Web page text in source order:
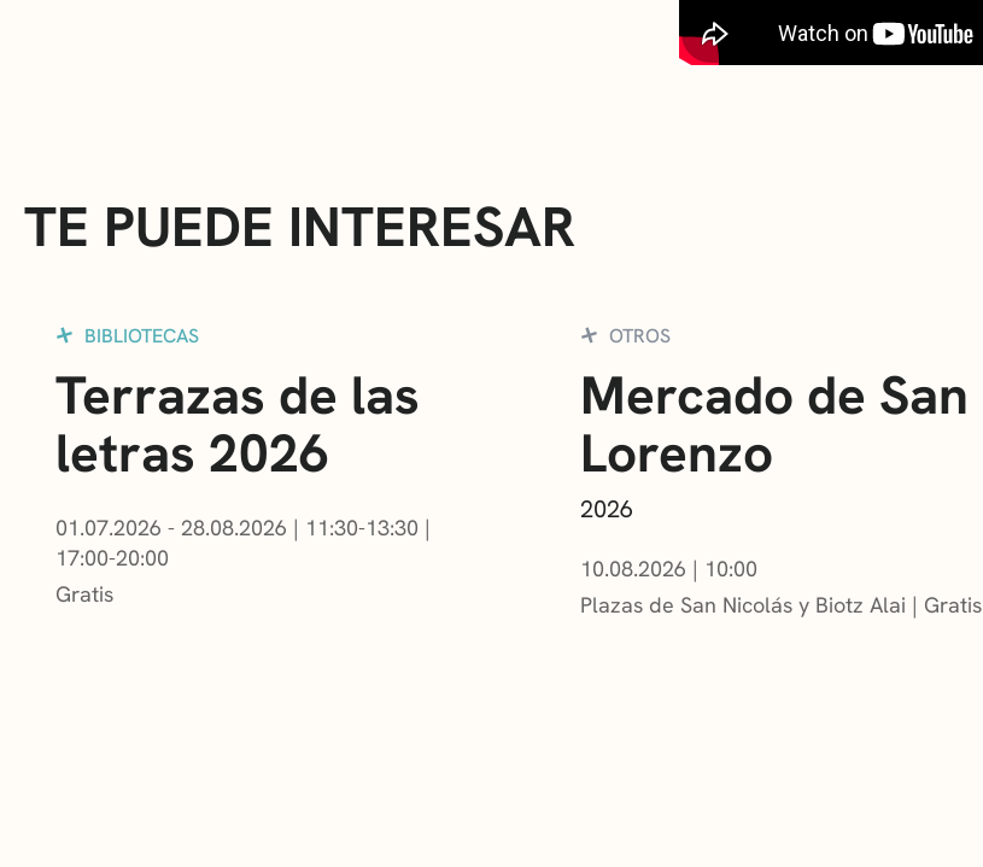
TE PUEDE INTERESAR
BIBLIOTECAS
Terrazas de las
letras 2026
01.07.2026 - 28.08.2026 | 11:30-13:30 |
17:00-20:00
Gratis
OTROS
Mercado de San
Lorenzo
2026
10.08.2026 | 10:00
Plazas de San Nicolás y Biotz Alai
Gratis